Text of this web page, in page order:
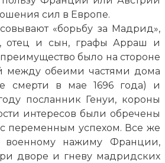
сил в Европе.
«борьбу за Мадрид»,
отец и сын, графы Арраш и
было на стороне
между обеими частями дома
смерти в мае 1696 года) и
посланник Генуи, короны
интересов были обречены
переменным успехом. Все же
военному нажиму Франции,
дворе и гневу мадридских